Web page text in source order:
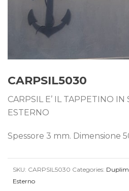
CARPSIL5030
CARPSIL E’ IL TAPPETINO IN
ESTERNO
Spessore 3 mm. Dimensione
SKU: CARPSIL5030 Categories:
Esterno